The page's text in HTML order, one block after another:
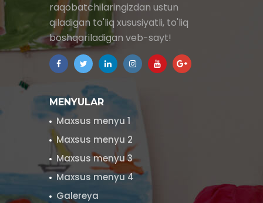
raqobatchilaringizdan ustun
qiladigan to'liq xususiyatli, to'liq
boshqariladigan veb-sayt!
MENYULAR
Maxsus menyu 1
Maxsus menyu 2
Maxsus menyu 3
Maxsus menyu 4
Galereya